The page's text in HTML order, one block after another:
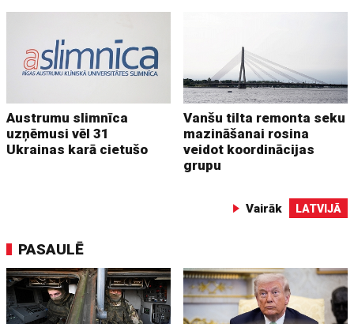
Austrumu slimnīca
uzņēmusi vēl 31
Ukrainas karā cietušo
Vanšu tilta remonta seku
mazināšanai rosina
veidot koordinācijas
grupu
Vairāk LATVIJĀ
PASAULĒ